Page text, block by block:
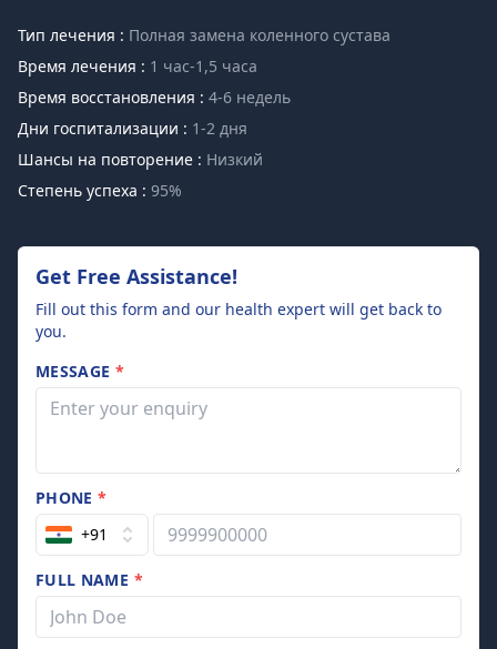
Тип лечения : Полная замена коленного сустава
Время лечения : 1 час-1,5 часа
Время восстановления : 4-6 недель
Дни госпитализации : 1-2 дня
Шансы на повторение : Низкий
Степень успеха : 95%
Get Free Assistance!
Fill out this form and our health expert will get back to
you.
MESSAGE *
PHONE*
+91
FULL NAME *